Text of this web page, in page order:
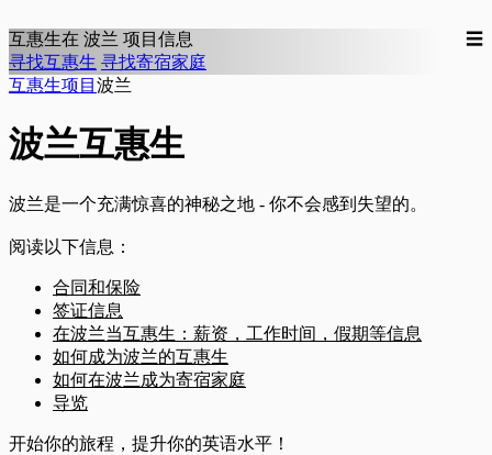
☰
互惠生在 波兰 项目信息
寻找互惠生 寻找寄宿家庭
互惠生项目 波兰
波兰互惠生
波兰是一个充满惊喜的神秘之地 - 你不会感到失望的。
阅读以下信息：
合同和保险
签证信息
在波兰当互惠生：薪资，工作时间，假期等信息
如何成为波兰的互惠生
如何在波兰成为寄宿家庭
导览
开始你的旅程，提升你的英语水平！